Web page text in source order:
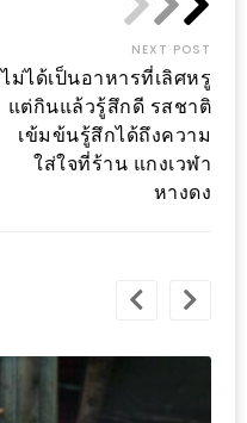
NEXT POST
ไม่ได้เป็นอาหารที่เลิศหรู
แต่กินแล้วรู้สึกดี รสชาติ
เข้มข้นรู้สึกได้ถึงความ
ใส่ใจที่ร้าน แกงเวฬา
หางดง